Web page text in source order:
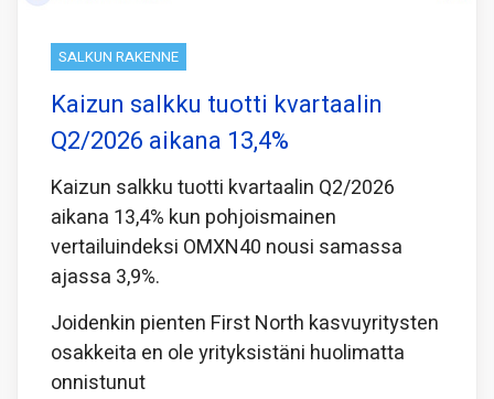
SALKUN RAKENNE
Kaizun salkku tuotti kvartaalin
Q2/2026 aikana 13,4%
Kaizun salkku tuotti kvartaalin Q2/2026
aikana 13,4% kun pohjoismainen
vertailuindeksi OMXN40 nousi samassa
ajassa 3,9%.
Joidenkin pienten First North kasvuyritysten
osakkeita en ole yrityksistäni huolimatta
onnistunut